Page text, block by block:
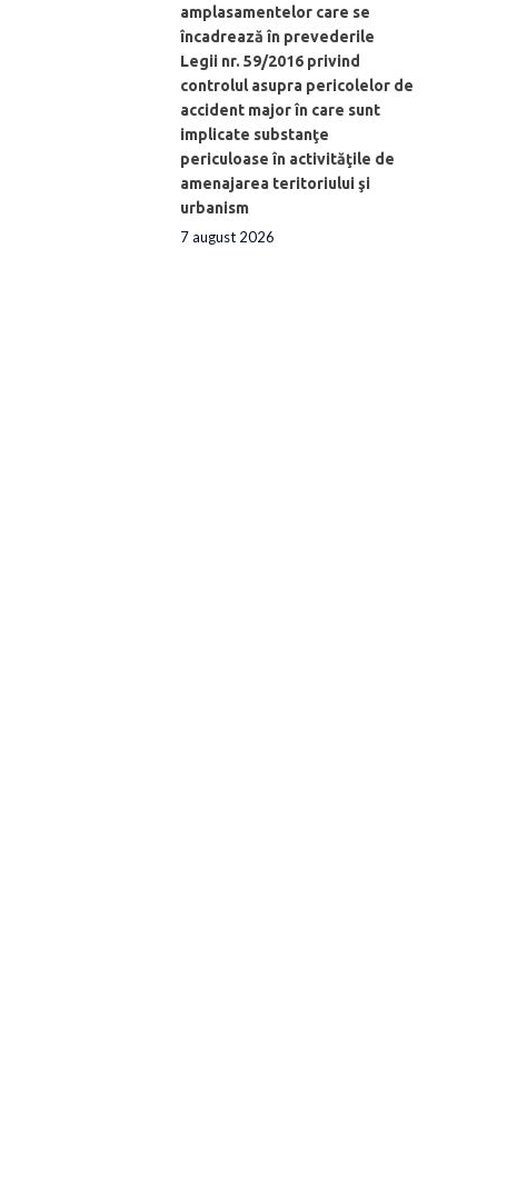
amplasamentelor care se
încadrează în prevederile
Legii nr. 59/2016 privind
controlul asupra pericolelor de
accident major în care sunt
implicate substanţe
periculoase în activităţile de
amenajarea teritoriului şi
urbanism
7 august 2026